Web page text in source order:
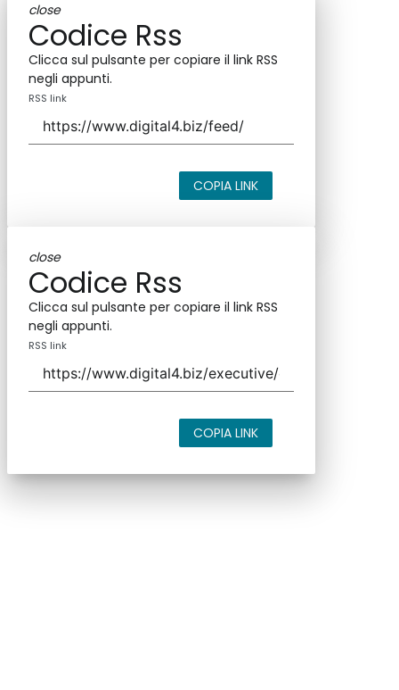
close
Codice Rss
Clicca sul pulsante per copiare il link RSS
negli appunti.
RSS link
COPIA LINK
close
Codice Rss
Clicca sul pulsante per copiare il link RSS
negli appunti.
RSS link
COPIA LINK